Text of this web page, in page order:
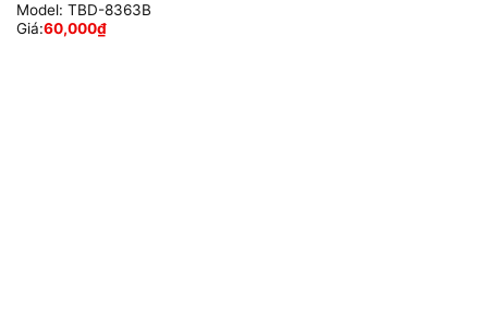
Model: TBD-8363B
Giá:60,000₫